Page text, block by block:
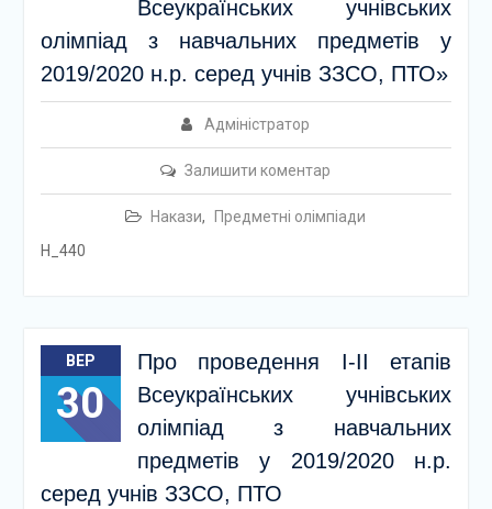
Всеукраїнських учнівських
олімпіад з навчальних предметів у
2019/2020 н.р. серед учнів ЗЗСО, ПТО»
Адміністратор
Залишити коментар
Накази,
Предметні олімпіади
Н_440
ВЕР
30
Про проведення І-ІІ етапів
Всеукраїнських учнівських
олімпіад з навчальних
предметів у 2019/2020 н.р.
серед учнів ЗЗСО, ПТО